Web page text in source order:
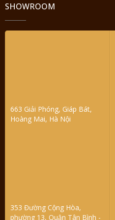
SHOWROOM
663 Giải Phóng, Giáp Bát,
Hoàng Mai, Hà Nội
353 Đường Cộng Hòa,
phường 13, Quận Tân Bình -